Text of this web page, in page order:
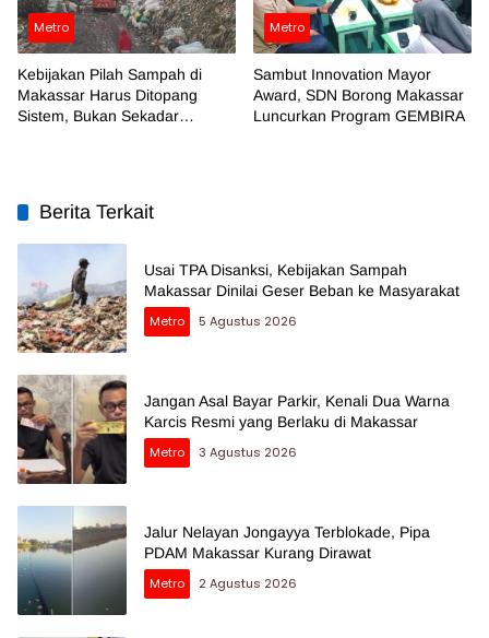
Metro
Kebijakan Pilah Sampah di
Makassar Harus Ditopang
Sistem, Bukan Sekadar
Metro
Sambut Innovation Mayor
Award, SDN Borong Makassar
Luncurkan Program GEMBIRA
Berita Terkait
Usai TPA Disanksi, Kebijakan Sampah
Makassar Dinilai Geser Beban ke Masyarakat
Metro
5 Agustus 2026
Jangan Asal Bayar Parkir, Kenali Dua Warna
Karcis Resmi yang Berlaku di Makassar
Metro
3 Agustus 2026
Jalur Nelayan Jongayya Terblokade, Pipa
PDAM Makassar Kurang Dirawat
Metro
2 Agustus 2026